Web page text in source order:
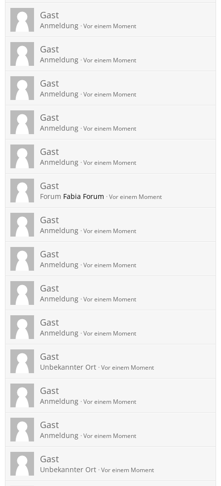
Gast
Anmeldung Vor einem Moment
Gast
Anmeldung Vor einem Moment
Gast
Anmeldung Vor einem Moment
Gast
Anmeldung Vor einem Moment
Gast
Anmeldung Vor einem Moment
Gast
Forum Fabia Forum Vor einem Moment
Gast
Anmeldung Vor einem Moment
Gast
Anmeldung Vor einem Moment
Gast
Anmeldung Vor einem Moment
Gast
Anmeldung Vor einem Moment
Gast
Unbekannter Ort Vor einem Moment
Gast
Anmeldung Vor einem Moment
Gast
Anmeldung Vor einem Moment
Gast
Unbekannter Ort Vor einem Moment